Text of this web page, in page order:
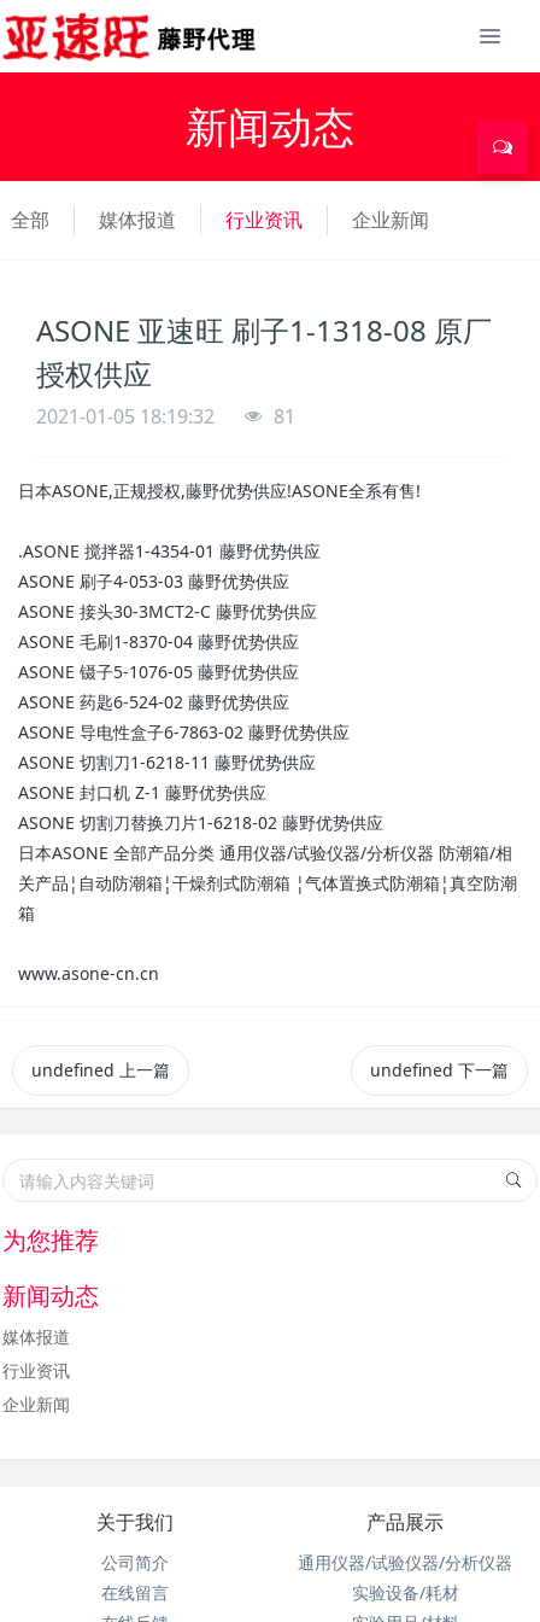
新闻动态
全部 媒体报道 行业资讯 企业新闻
ASONE 亚速旺 刷子1-1318-08 原厂
授权供应
2021-01-05 18:19:32 81
日本ASONE,正规授权,藤野优势供应!ASONE全系有售!
.ASONE 搅拌器1-4354-01 藤野优势供应
ASONE 刷子4-053-03 藤野优势供应
ASONE 接头30-3MCT2-C 藤野优势供应
ASONE 毛刷1-8370-04 藤野优势供应
ASONE 镊子5-1076-05 藤野优势供应
ASONE 药匙6-524-02 藤野优势供应
ASONE 导电性盒子6-7863-02 藤野优势供应
ASONE 切割刀1-6218-11 藤野优势供应
ASONE 封口机 Z-1 藤野优势供应
ASONE 切割刀替换刀片1-6218-02 藤野优势供应
日本ASONE 全部产品分类 通用仪器/试验仪器/分析仪器 防潮箱/相
关产品¦自动防潮箱¦干燥剂式防潮箱 ¦气体置换式防潮箱¦真空防潮
箱
www.asone-cn.cn
undefined 上一篇 undefined 下一篇
为您推荐
新闻动态
媒体报道
行业资讯
企业新闻
关于我们
公司简介
在线留言
产品展示
通用仪器/试验仪器/分析仪器
实验设备/耗材